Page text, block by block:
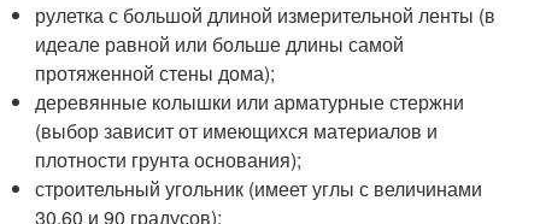
рулетка с большой длиной измерительной ленты (в
идеале равной или больше длины самой
протяженной стены дома);
деревянные колышки или арматурные стержни
(выбор зависит от имеющихся материалов и
плотности грунта основания);
строительный угольник (имеет углы с величинами
30,60 и 90 градусов);